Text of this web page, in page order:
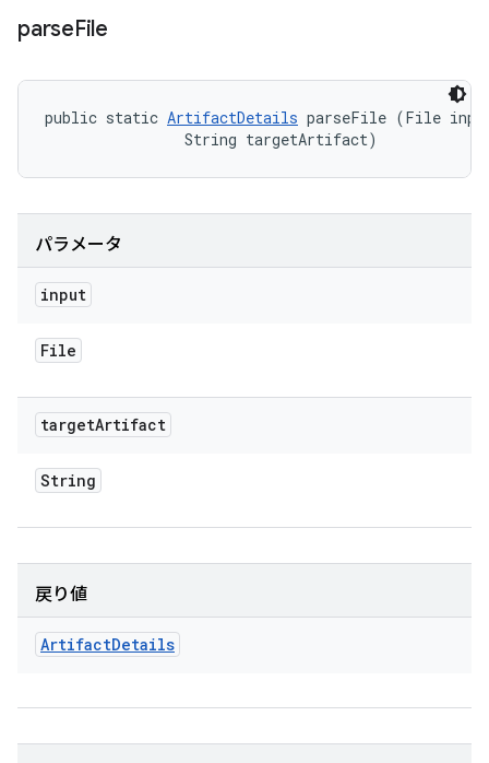
parseFile
public static ArtifactDetails parseFile (File
                String targetArtifact)
パラメータ
input
File
targetArtifact
String
戻り値
ArtifactDetails